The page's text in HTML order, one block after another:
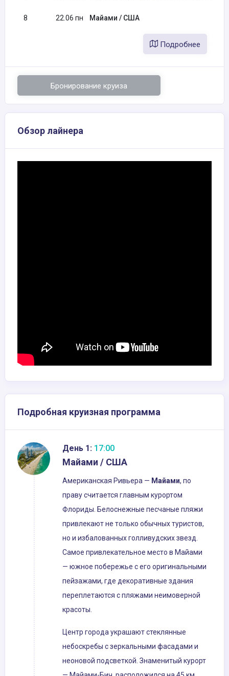
8 22.06 пн Майами / США
Подробнее
Бронирование круиза
Обзор лайнера
Подробная круизная программа
День 1: 17:00
Майами / США
Американская Ривьера — Майами, по
праву считается главным курортом
Флориды. Белоснежные песчаные пляжи
привлекают не только обычных туристов,
но и избалованных голливудских звезд.
Самое привлекательное место в Майами
— южное побережье с его оригинальными
пейзажами, где декоративные здания
переплетаются с пляжами неимоверной
красоты.
Центр города украшают стеклянные
небоскребы с зеркальными фасадами и
неоновой подсветкой. Знаменитый курорт